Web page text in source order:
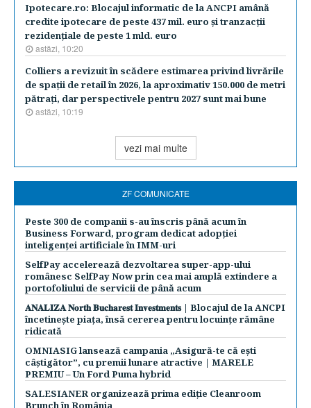
Ipotecare.ro: Blocajul informatic de la ANCPI amână
credite ipotecare de peste 437 mil. euro şi tranzacţii
rezidenţiale de peste 1 mld. euro
astăzi, 10:20
Colliers a revizuit în scădere estimarea privind livrările
de spaţii de retail în 2026, la aproximativ 150.000 de metri
pătraţi, dar perspectivele pentru 2027 sunt mai bune
astăzi, 10:19
vezi mai multe
ZF COMUNICATE
Peste 300 de companii s-au înscris până acum în
Business Forward, program dedicat adopției
inteligenței artificiale în IMM-uri
SelfPay accelerează dezvoltarea super-app-ului
românesc SelfPay Now prin cea mai amplă extindere a
portofoliului de servicii de până acum
𝐀𝐍𝐀𝐋𝐈𝐙𝐀 𝐍𝐨𝐫𝐭𝐡 𝐁𝐮𝐜𝐡𝐚𝐫𝐞𝐬𝐭 𝐈𝐧𝐯𝐞𝐬𝐭𝐦𝐞𝐧𝐭𝐬 | Blocajul de la ANCPI
încetinește piața, însă cererea pentru locuințe rămâne
ridicată
OMNIASIG lansează campania „Asigură-te că ești
câștigător”, cu premii lunare atractive | MARELE
PREMIU – Un Ford Puma hybrid
SALESIANER organizează prima ediție Cleanroom
Brunch în România